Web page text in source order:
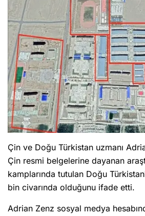
Çin ve Doğu Türkistan uzmanı
Çin resmi belgelerine dayanan
kamplarında tutulan Doğu
bin civarında olduğunu ifade etti.
Adrian Zenz sosyal medya